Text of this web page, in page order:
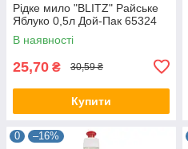
Рідке мило "BLITZ" Райське
Яблуко 0,5л Дой-Пак 65324
В наявності
25,70 ₴ 30,59 ₴
Купити
0 –16%